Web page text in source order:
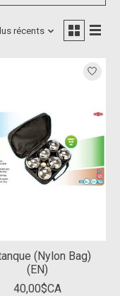
récents
(Nylon Bag)
(EN)
40,00$CA